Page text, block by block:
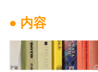
● 内容